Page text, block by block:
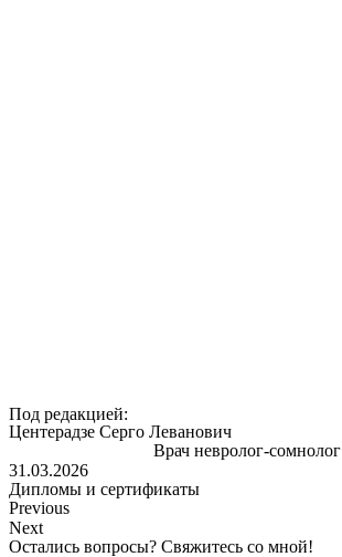
Под редакцией:
Центерадзе Серго Леванович
Врач невролог-сомнолог
31.03.2026
Дипломы и сертификаты
Previous
Next
Остались вопросы? Свяжитесь со мной!